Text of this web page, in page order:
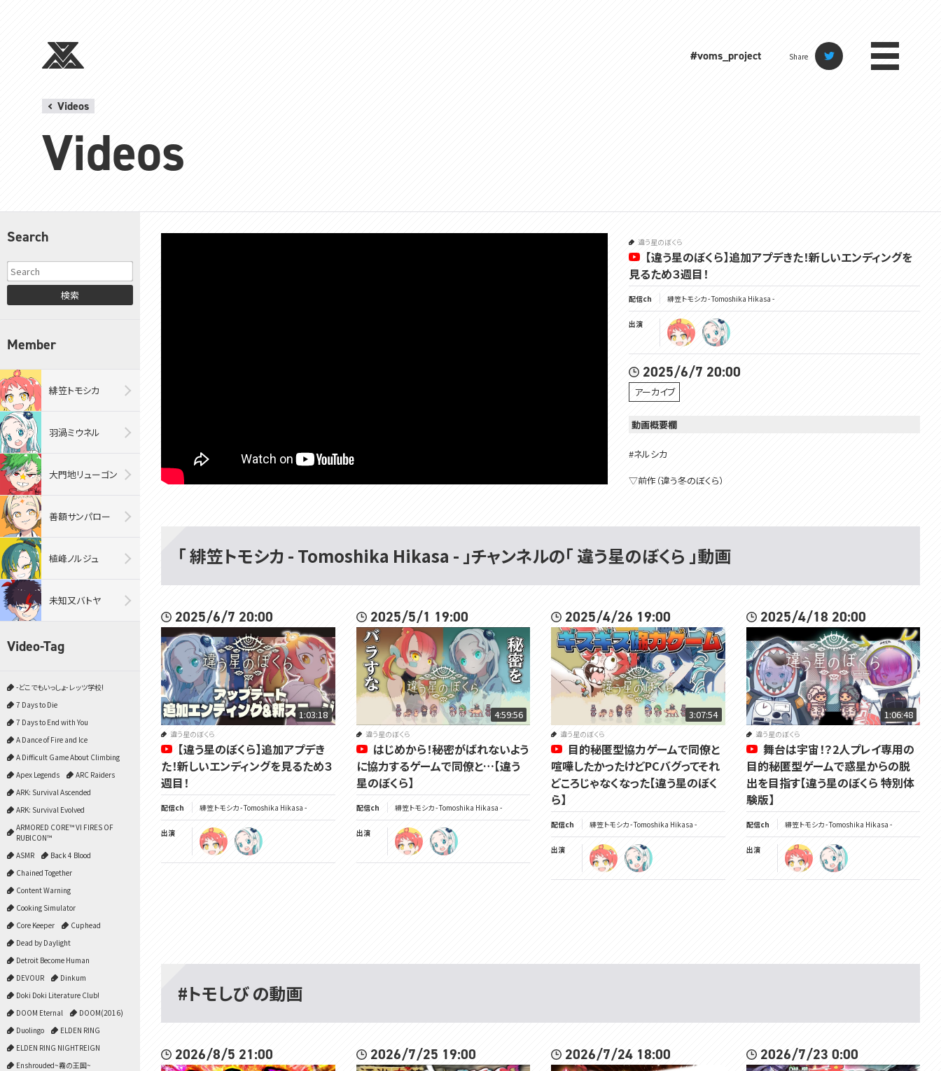
#voms_project Share
Videos
Videos
Search
検索
Member
緋笠トモシカ
羽渦ミウネル
大門地リューゴン
善額サンパロー
植峰ノルジュ
未知又バトヤ
Video-Tag
-どこでもいっしょ- レッツ学校!
7 Days to Die
7 Days to End with You
A Dance of Fire and Ice
A Difficult Game About Climbing
Apex Legends
ARC Raiders
ARK: Survival Ascended
ARK: Survival Evolved
ARMORED CORE™ VI FIRES OF
RUBICON™
ASMR
Back 4 Blood
Chained Together
Content Warning
Cooking Simulator
Core Keeper
Cuphead
Dead by Daylight
Detroit Become Human
DEVOUR
Dinkum
Doki Doki Literature Club!
DOOM Eternal
DOOM(2016)
Duolingo
ELDEN RING
ELDEN RING NIGHTREIGN
Enshrouded~霧の王国~
違う星のぼくら
【違う星のぼくら】追加アプデきた！新しいエンディングを
見るため３週目！
配信ch 緋笠トモシカ - Tomoshika Hikasa -
出演
2025/6/7 20:00
アーカイブ
動画概要欄
#ネルシカ
▽前作（違う冬のぼくら）
▽違う星のぼくら特別版
#1 https://www.youtube.com/live/XoDjKvosM7M?si=Al1y8WyFlzXBwjD
k
#2 https://www.youtube.com/live/Nixrb9KvIPE?si=hC1-hSq-xFTZXYU_
▽一緒にやる人
羽渦ミウネル視点 -https://www.youtube.com/live/FNbUic4_X54?si=4E
pj4os7-BiHivdR
▽FANBOXはこちらから！
https://tomoshika.fanbox.cc/
https://tomoshika.booth.pm/items/6690205
▽▽▽
受注生産・常設グッズとなりますので、お気軽にお買い求めください。
https://voms.booth.pm
「 緋笠トモシカ - Tomoshika Hikasa - 」チャンネルの「 違う星のぼくら 」動画
2025/6/7 20:00
1:03:18
違う星のぼくら
【違う星のぼくら】追加アプデき
た！新しいエンディングを見るため３
週目！
配信ch 緋笠トモシカ - Tomoshika Hikasa -
出演
2025/5/1 19:00
4:59:56
違う星のぼくら
はじめから！秘密がばれないよう
に協力するゲームで同僚と…【違う
星のぼくら】
配信ch 緋笠トモシカ - Tomoshika Hikasa -
出演
2025/4/26 19:00
3:07:54
違う星のぼくら
目的秘匿型協力ゲームで同僚と
喧嘩したかったけどPCバグってそれ
どころじゃなくなった【違う星のぼく
ら】
配信ch 緋笠トモシカ - Tomoshika Hikasa -
出演
2025/4/18 20:00
1:06:48
違う星のぼくら
舞台は宇宙！？2人プレイ専用の
目的秘匿型ゲームで惑星からの脱
出を目指す【違う星のぼくら 特別体
験版】
配信ch 緋笠トモシカ - Tomoshika Hikasa -
出演
#トモしび の動画
2026/8/5 21:00 2026/7/25 19:00 2026/7/24 18:00 2026/7/23 0:00